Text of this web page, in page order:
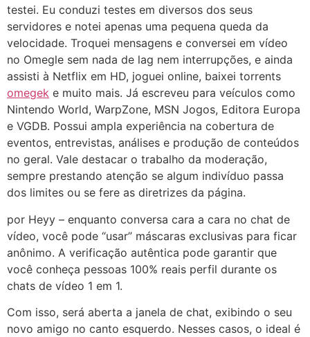
testei. Eu conduzi testes em diversos dos seus
servidores e notei apenas uma pequena queda da
velocidade. Troquei mensagens e conversei em vídeo
no Omegle sem nada de lag nem interrupções, e ainda
assisti à Netflix em HD, joguei online, baixei torrents
omegek e muito mais. Já escreveu para veículos como
Nintendo World, WarpZone, MSN Jogos, Editora Europa
e VGDB. Possui ampla experiência na cobertura de
eventos, entrevistas, análises e produção de conteúdos
no geral. Vale destacar o trabalho da moderação,
sempre prestando atenção se algum indivíduo passa
dos limites ou se fere as diretrizes da página.
por Heyy – enquanto conversa cara a cara no chat de
vídeo, você pode “usar” máscaras exclusivas para ficar
anônimo. A verificação autêntica pode garantir que
você conheça pessoas 100% reais perfil durante os
chats de vídeo 1 em 1.
Com isso, será aberta a janela de chat, exibindo o seu
novo amigo no canto esquerdo. Nesses casos, o ideal é